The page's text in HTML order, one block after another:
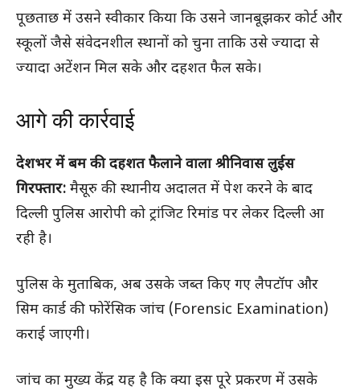
पूछताछ में उसने स्वीकार किया कि उसने जानबूझकर कोर्ट और
स्कूलों जैसे संवेदनशील स्थानों को चुना ताकि उसे ज्यादा से
ज्यादा अटेंशन मिल सके और दहशत फैल सके।
आगे की कार्रवाई
देशभर में बम की दहशत फैलाने वाला श्रीनिवास लुईस
गिरफ्तार: मैसूरु की स्थानीय अदालत में पेश करने के बाद
दिल्ली पुलिस आरोपी को ट्रांजिट रिमांड पर लेकर दिल्ली आ
रही है।
पुलिस के मुताबिक, अब उसके जब्त किए गए लैपटॉप और
सिम कार्ड की फोरेंसिक जांच (Forensic Examination)
कराई जाएगी।
जांच का मुख्य केंद्र यह है कि क्या इस पूरे प्रकरण में उसके